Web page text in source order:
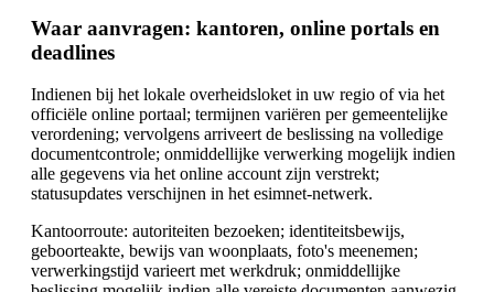
Waar aanvragen: kantoren, online portals en
deadlines
Indienen bij het lokale overheidsloket in uw regio of via het
officiële online portaal; termijnen variëren per gemeentelijke
verordening; vervolgens arriveert de beslissing na volledige
documentcontrole; onmiddellijke verwerking mogelijk indien
alle gegevens via het online account zijn verstrekt;
statusupdates verschijnen in het esimnet-netwerk.
Kantoorroute: autoriteiten bezoeken; identiteitsbewijs,
geboorteakte, bewijs van woonplaats, foto's meenemen;
verwerkingstijd varieert met werkdruk; onmiddellijke